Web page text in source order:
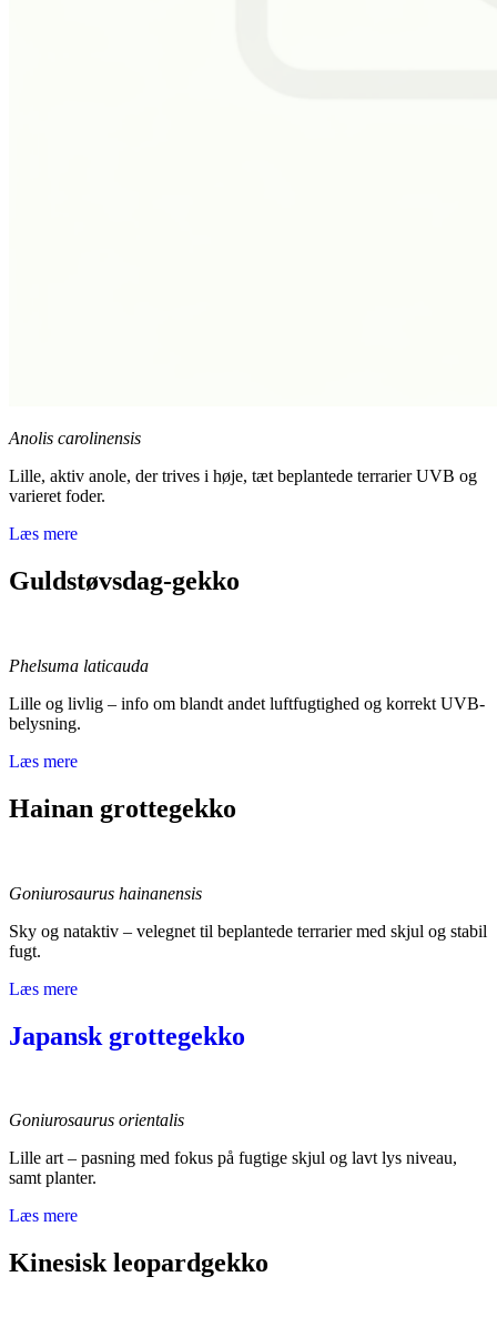
Anolis carolinensis
Lille, aktiv anole, der trives i høje, tæt beplantede terrarier UVB og
varieret foder.
Læs mere
Guldstøvsdag-gekko
Phelsuma laticauda
Lille og livlig – info om blandt andet luftfugtighed og korrekt UVB-
belysning.
Læs mere
Hainan grottegekko
Goniurosaurus hainanensis
Sky og nataktiv – velegnet til beplantede terrarier med skjul og stabil
fugt.
Læs mere
Japansk grottegekko
Goniurosaurus orientalis
Lille art – pasning med fokus på fugtige skjul og lavt lys niveau,
samt planter.
Læs mere
Kinesisk leopardgekko